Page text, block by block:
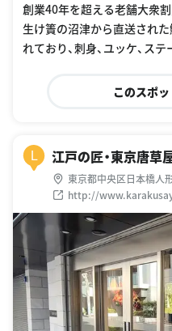
創業40年を超える老舗大衆割
生け簀の沼津から直送され
れており、刺身、ユッケ、ス
このスポ
L 江戸の匠・東京唐草
東京都中央区日本橋人
http://